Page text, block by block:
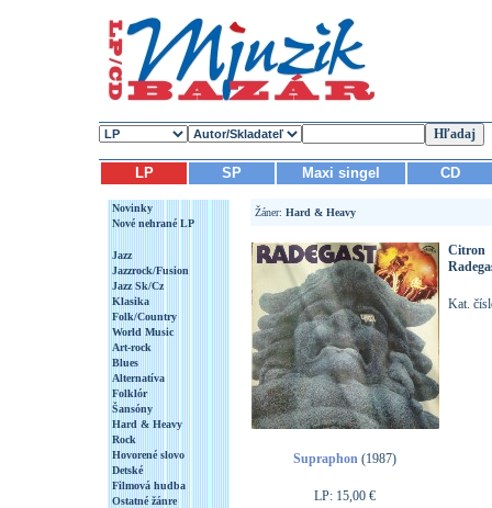
LP SP Maxi singel CD
Novinky
Nové nehrané LP
Jazz
Jazzrock/Fusion
Jazz Sk/Cz
Klasika
Folk/Country
World Music
Art-rock
Blues
Alternatíva
Folklór
Šansóny
Hard & Heavy
Rock
Hovorené slovo
Detské
Filmová hudba
Ostatné žánre
Žáner: Hard & Heavy
Supraphon (1987)
LP: 15,00 €
Citron
Kat.